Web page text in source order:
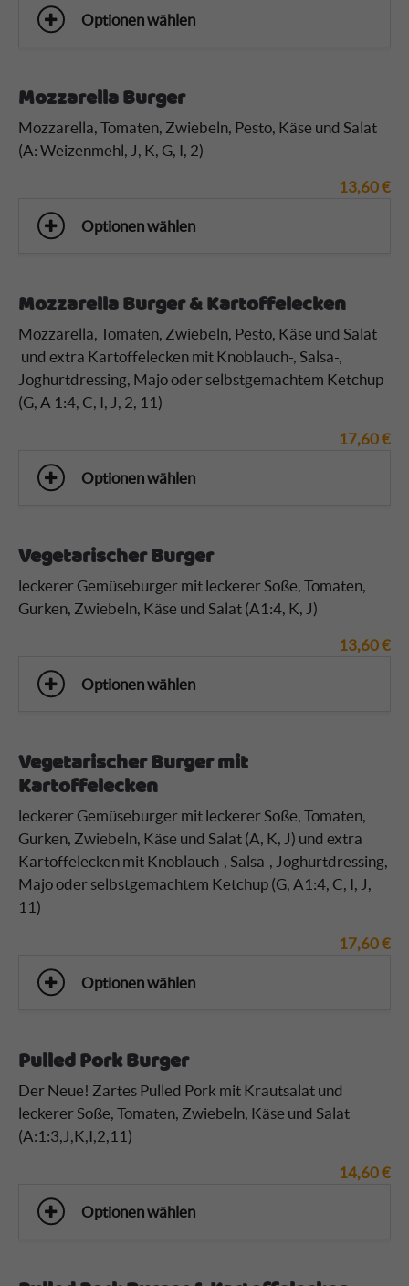
Optionen wählen
Mozzarella Burger
Mozzarella, Tomaten, Zwiebeln, Pesto, Käse und Salat
(A: Weizenmehl, J, K, G, I, 2)
13,60€
Optionen wählen
Mozzarella Burger & Kartoffelecken
Mozzarella, Tomaten, Zwiebeln, Pesto, Käse und Salat
und extra Kartoffelecken mit Knoblauch-, Salsa-,
Joghurtdressing, Majo oder selbstgemachtem Ketchup
(G, A 1:4, C, I, J, 2, 11)
17,60€
Optionen wählen
Vegetarischer Burger
leckerer Gemüseburger mit leckerer Soße, Tomaten,
Gurken, Zwiebeln, Käse und Salat (A1:4, K, J)
13,60€
Optionen wählen
Vegetarischer Burger mit
Kartoffelecken
leckerer Gemüseburger mit leckerer Soße, Tomaten,
Gurken, Zwiebeln, Käse und Salat (A, K, J) und extra
Kartoffelecken mit Knoblauch-, Salsa-, Joghurtdressing,
Majo oder selbstgemachtem Ketchup (G, A1:4, C, I, J,
11)
17,60€
Optionen wählen
Pulled Pork Burger
Der Neue! Zartes Pulled Pork mit Krautsalat und
leckerer Soße, Tomaten, Zwiebeln, Käse und Salat
(A:1:3, J,K,I,2,11 )
14,60€
Optionen wählen